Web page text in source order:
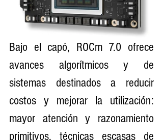
Bajo el capó, ROCm 7.0 ofrece
avances algorítmicos y de
sistemas destinados a reducir
costos y mejorar la utilización:
mayor atención y razonamiento
primitivos, técnicas escasas de